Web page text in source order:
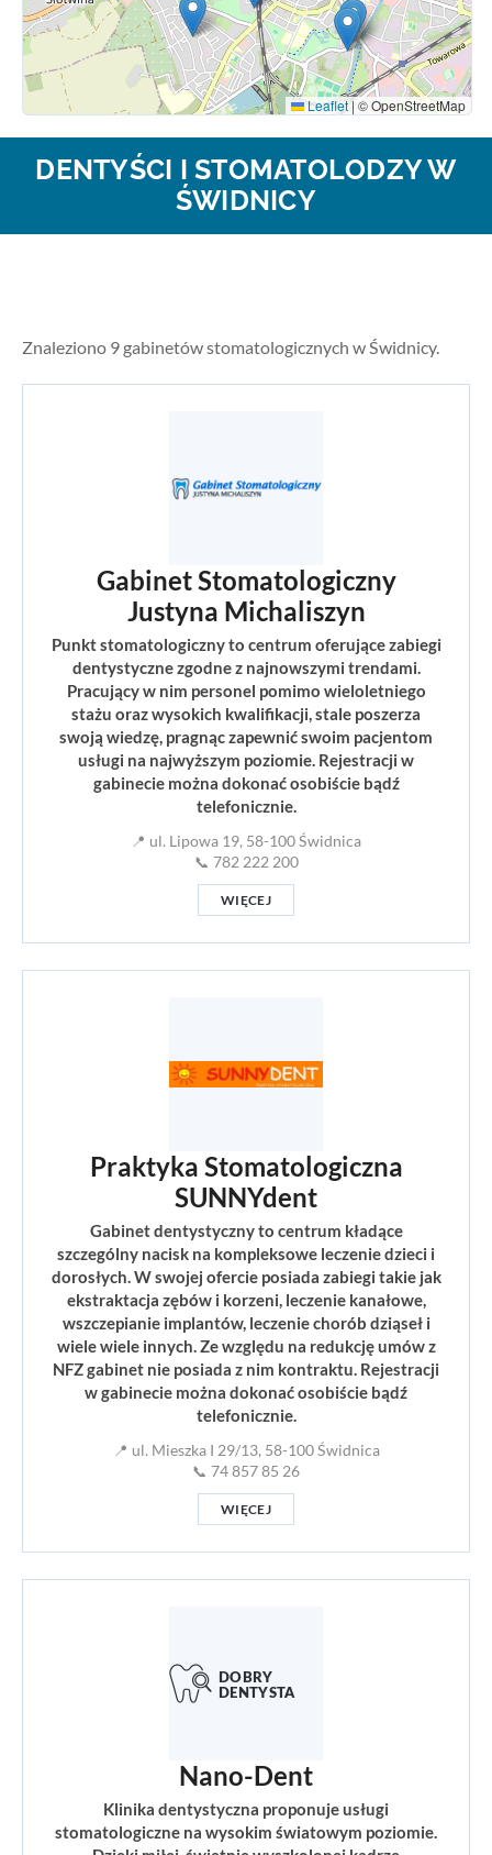
Leaflet|© OpenStreetMap
DENTYŚCI I STOMATOLODZY W
ŚWIDNICY
Znaleziono 9 gabinetów stomatologicznych w Świdnicy.
Gabinet Stomatologiczny
Justyna Michaliszyn
Punkt stomatologiczny to centrum oferujące zabiegi
dentystyczne zgodne z najnowszymi trendami.
Pracujący w nim personel pomimo wieloletniego
stażu oraz wysokich kwalifikacji, stale poszerza
swoją wiedzę, pragnąc zapewnić swoim pacjentom
usługi na najwyższym poziomie. Rejestracji w
gabinecie można dokonać osobiście bądź
telefonicznie.
📍 ul. Lipowa 19, 58-100 Świdnica
📞 782 222 200
WIĘCEJ
Praktyka Stomatologiczna
SUNNYdent
Gabinet dentystyczny to centrum kładące
szczególny nacisk na kompleksowe leczenie dzieci i
dorosłych. W swojej ofercie posiada zabiegi takie jak
ekstraktacja zębów i korzeni, leczenie kanałowe,
wszczepianie implantów, leczenie chorób dziąseł i
wiele wiele innych. Ze względu na redukcję umów z
NFZ gabinet nie posiada z nim kontraktu. Rejestracji
w gabinecie można dokonać osobiście bądź
telefonicznie.
📍 ul. Mieszka I 29/13, 58-100 Świdnica
📞 74 857 85 26
WIĘCEJ
Nano-Dent
Klinika dentystyczna proponuje usługi
stomatologiczne na wysokim światowym poziomie.